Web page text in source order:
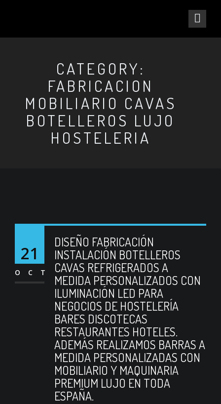
CATEGORY:
FABRICACION
MOBILIARIO CAVAS
BOTELLEROS LUJO
HOSTELERIA
21
OCT
DISEÑO FABRICACIÓN
INSTALACIÓN BOTELLEROS
CAVAS REFRIGERADOS A
MEDIDA PERSONALIZADOS CON
ILUMINACIÓN LED PARA
NEGOCIOS DE HOSTELERÍA
BARES DISCOTECAS
RESTAURANTES HOTELES.
ADEMÁS REALIZAMOS BARRAS A
MEDIDA PERSONALIZADAS CON
MOBILIARIO Y MAQUINARIA
PREMIUM LUJO EN TODA
ESPAÑA.